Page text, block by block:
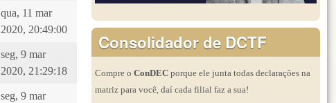
qua, 11 mar
2020, 20:49:00
seg, 9 mar
2020, 21:29:18
seg, 9 mar
Consolidador de DCTF
Compre o ConDEC porque ele junta todas declarações na
matriz para você, daí cada filial faz a sua!